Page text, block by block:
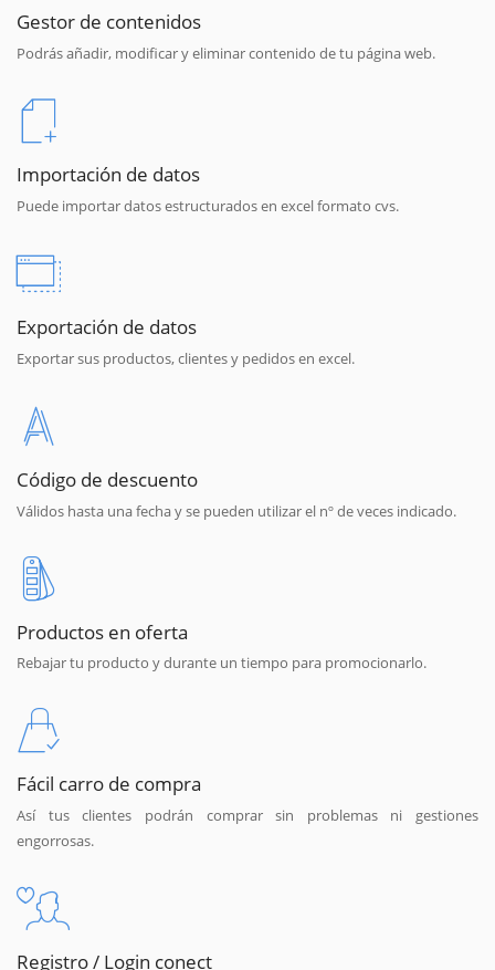
Gestor de contenidos
Podrás añadir, modificar y eliminar contenido de tu página web.
Importación de datos
Puede importar datos estructurados en excel formato cvs.
Exportación de datos
Exportar sus productos, clientes y pedidos en excel.
Código de descuento
Válidos hasta una fecha y se pueden utilizar el nº de veces indicado.
Productos en oferta
Rebajar tu producto y durante un tiempo para promocionarlo.
Fácil carro de compra
Así tus clientes podrán comprar sin problemas ni gestiones
engorrosas.
Registro / Login conect